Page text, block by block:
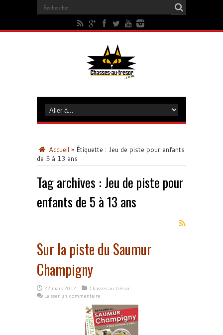
Accueil » Étiquette : Jeu de piste pour enfants
de 5 à 13 ans
Tag archives : Jeu de piste pour
enfants de 5 à 13 ans
Sur la piste du Saumur
Champigny
22 mars 2012
Chasses au trésor
Laisser un commentaire